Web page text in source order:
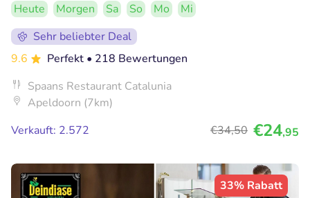
Heute Morgen Sa So Mo
Mi
Sehr beliebter Deal
9.6
Perfekt • 218 Bewertungen
Spaans Restaurant Catalunia
Apeldoorn (7km)
Verkauft: 2.572
€34,50 €24,95
33% Rabatt